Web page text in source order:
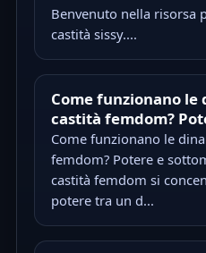
Benvenuto nella risorsa
castità sissy....
Come funzionano le
castità femdom?
Come funzionano le
femdom? Potere e
castità femdom si
potere tra un d...